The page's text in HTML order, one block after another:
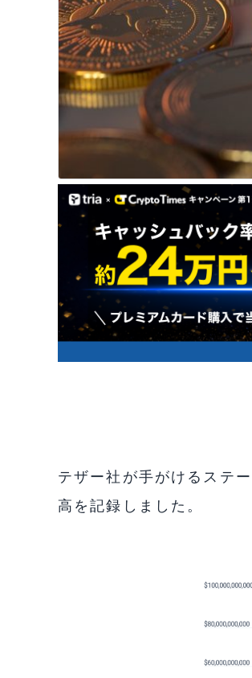
テザー社が手がけるステ
高を記録しました。